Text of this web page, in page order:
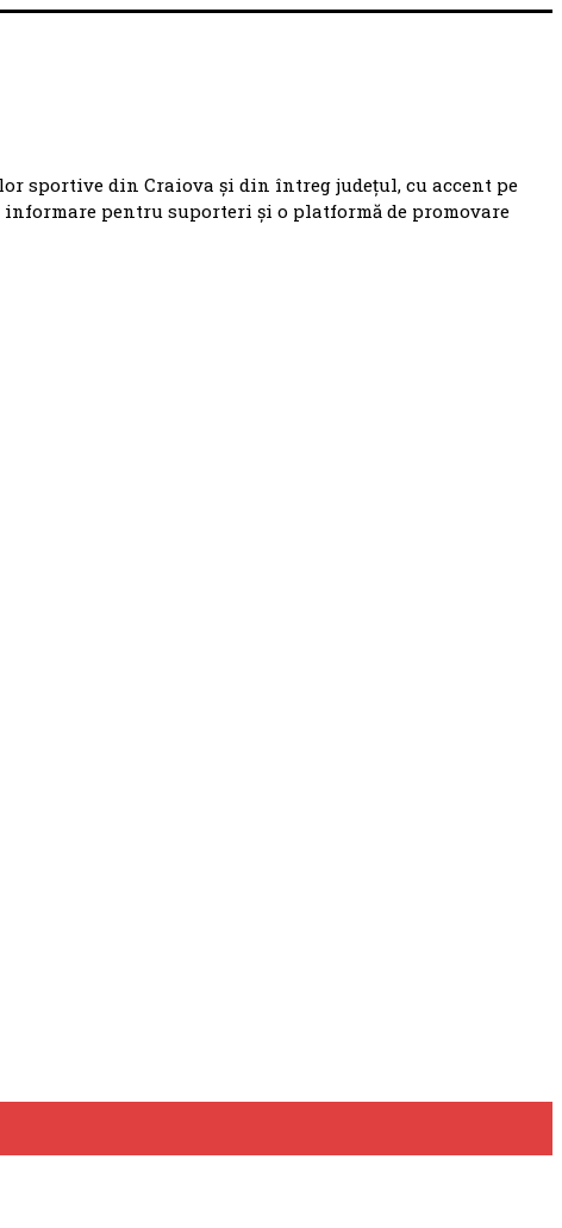
sportive din Craiova și din întreg județul, cu accent pe
pentru suporteri și o platformă de promovare